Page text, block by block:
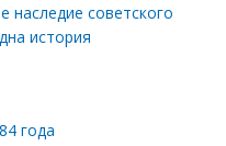
наследие советского
история
года